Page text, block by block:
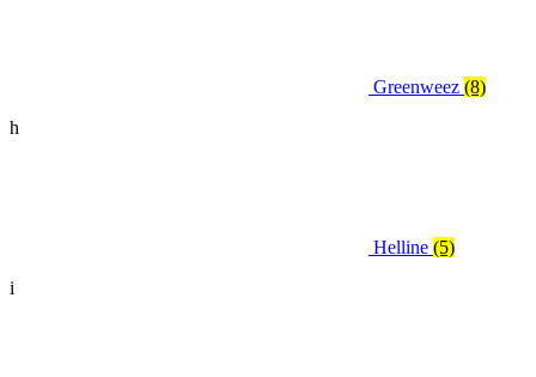
Greenweez (8)
h
Helline (5)
i